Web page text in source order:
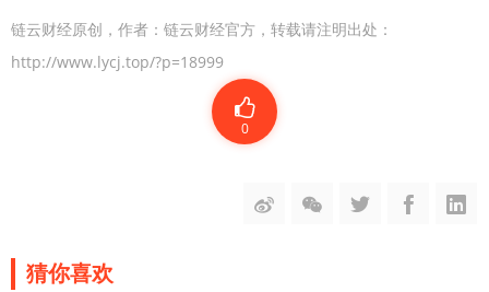
链云财经原创，作者：链云财经官方，转载请注明出处：
http://www.lycj.top/?p=18999
0
猜你喜欢